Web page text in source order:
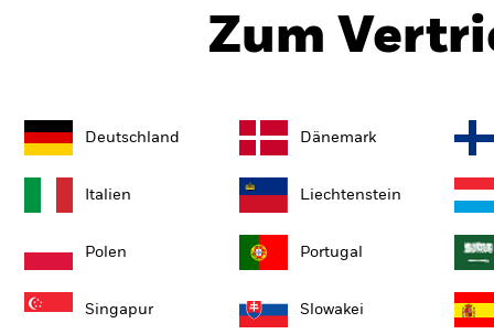
Zum
Deutschland Dänemark
Italien Liechtenstein
Polen Portugal
Singapur Slowakei